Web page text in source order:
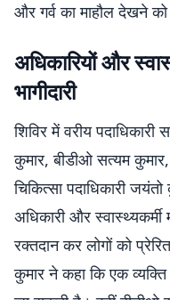
और गर्व का माहौल देखने को
अधिकारियों और
भागीदारी
शिविर में वरीय पदाधिकारी
कुमार, बीडीओ सत्यम
चिकित्सा पदाधिकारी
अधिकारी और स्वास्थ्यकर्मी
रक्तदान कर लोगों को
कुमार ने कहा कि एक